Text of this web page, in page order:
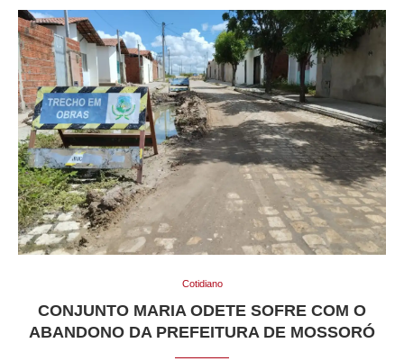
Cotidiano
CONJUNTO MARIA ODETE SOFRE COM O
ABANDONO DA PREFEITURA DE MOSSORÓ